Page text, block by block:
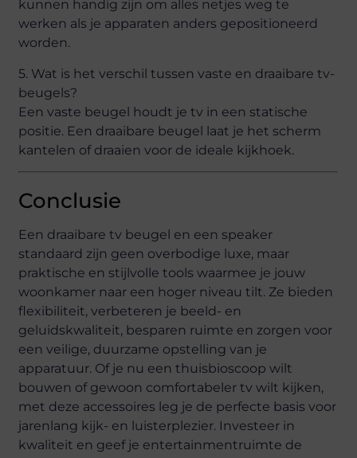
kunnen handig zijn om alles netjes weg te
werken als je apparaten anders gepositioneerd
worden.
5. Wat is het verschil tussen vaste en draaibare tv-
beugels?
Een vaste beugel houdt je tv in een statische
positie. Een draaibare beugel laat je het scherm
kantelen of draaien voor de ideale kijkhoek.
Conclusie
Een draaibare tv beugel en een speaker
standaard zijn geen overbodige luxe, maar
praktische en stijlvolle tools waarmee je jouw
woonkamer naar een hoger niveau tilt. Ze bieden
flexibiliteit, verbeteren je beeld- en
geluidskwaliteit, besparen ruimte en zorgen voor
een veilige, duurzame opstelling van je
apparatuur. Of je nu een thuisbioscoop wilt
bouwen of gewoon comfortabeler tv wilt kijken,
met deze accessoires leg je de perfecte basis voor
jarenlang kijk- en luisterplezier. Investeer in
kwaliteit en geef je entertainmentruimte de